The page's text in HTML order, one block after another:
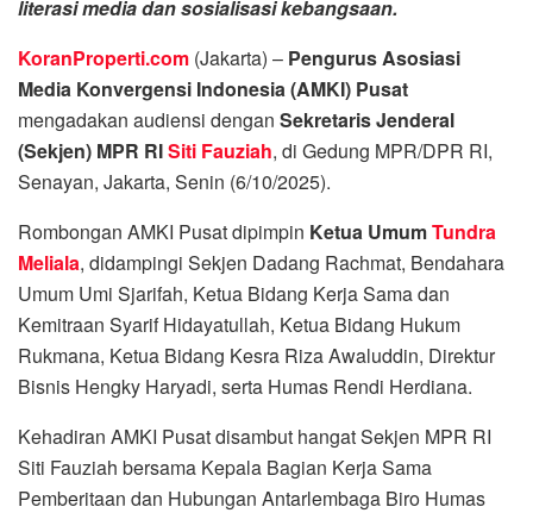
literasi media dan sosialisasi kebangsaan.
KoranProperti.com (Jakarta) – Pengurus Asosiasi
Media Konvergensi Indonesia (AMKI) Pusat
mengadakan audiensi dengan Sekretaris Jenderal
(Sekjen) MPR RISiti Fauziah, di Gedung MPR/DPR RI,
Senayan, Jakarta, Senin (6/10/2025).
Rombongan AMKI Pusat dipimpin Ketua UmumTundra
Meliala, didampingi Sekjen Dadang Rachmat, Bendahara
Umum Umi Sjarifah, Ketua Bidang Kerja Sama dan
Kemitraan Syarif Hidayatullah, Ketua Bidang Hukum
Rukmana, Ketua Bidang Kesra Riza Awaluddin, Direktur
Bisnis Hengky Haryadi, serta Humas Rendi Herdiana.
Kehadiran AMKI Pusat disambut hangat Sekjen MPR RI
Siti Fauziah bersama Kepala Bagian Kerja Sama
Pemberitaan dan Hubungan Antarlembaga Biro Humas